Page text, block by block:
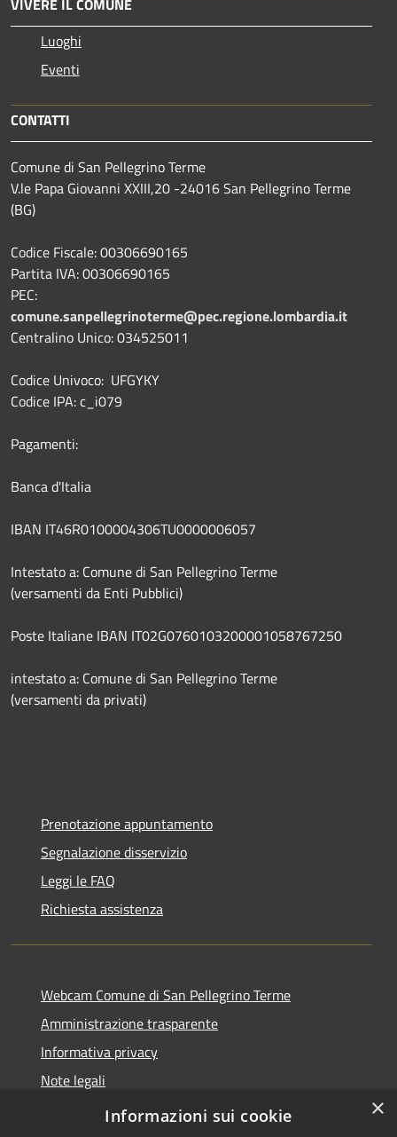
Luoghi
Eventi
CONTATTI
Comune di San Pellegrino Terme
V.le Papa Giovanni XXIII,20 -24016 San Pellegrino Terme
(BG)
Codice Fiscale: 00306690165
Partita IVA: 00306690165
PEC:
comune.sanpellegrinoterme@pec.regione.lombardia.it
Centralino Unico: 034525011
Codice Univoco: UFGYKY
Codice IPA: c_i079
Pagamenti:
Banca d'Italia
IBAN IT46R0100004306TU0000006057
Intestato a: Comune di San Pellegrino Terme
(versamenti da Enti Pubblici)
Poste Italiane IBAN IT02G0760103200001058767250
intestato a: Comune di San Pellegrino Terme
(versamenti da privati)
Prenotazione appuntamento
Segnalazione disservizio
Leggi le FAQ
Richiesta assistenza
Webcam Comune di San Pellegrino Terme
Amministrazione trasparente
Informativa privacy
Note legali
Dichiarazione di accessibilità
×
Informazioni sui cookie